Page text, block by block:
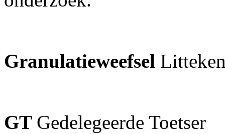
Granulatieweefsel
GT Gedelegeerde Toetser